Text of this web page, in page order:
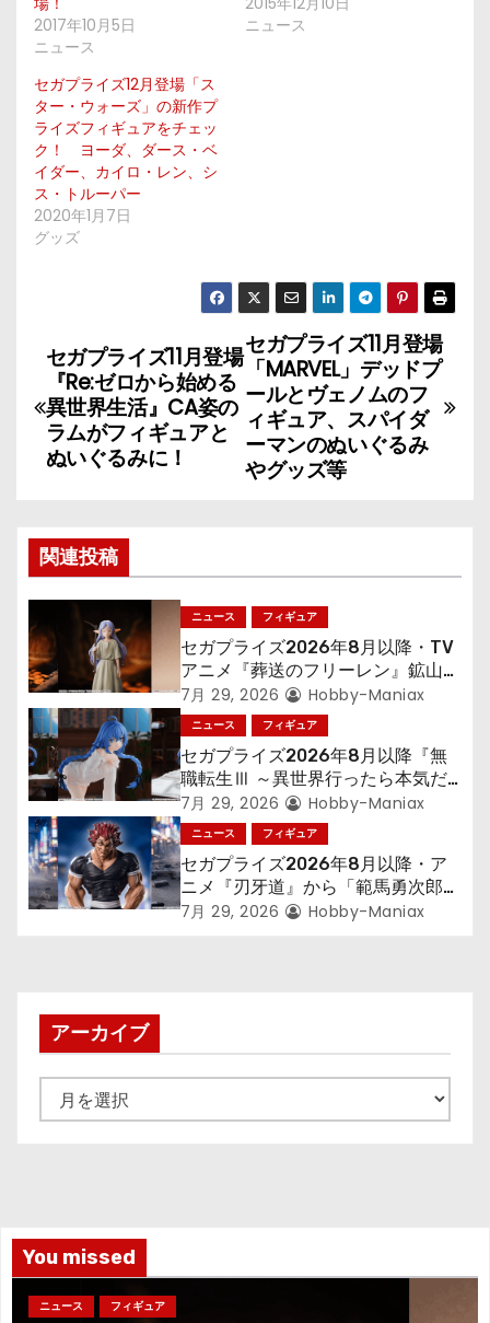
2017年10月5日
ニュース
ニュース
セガプライズ12月登場「ス
ター・ウォーズ」の新作プ
ライズフィギュアをチェッ
ク！ ヨーダ、ダース・ベ
イダー、カイロ・レン、シ
ス・トルーパー
2020年1月7日
グッズ
投
稿
ナ
ゲ
ー
シ
ョ
ン
セガプライズ11月登場
「MARVEL」デッドプ
ールとヴェノムのフ
ィギュア、スパイダ
ーマンのぬいぐるみ
やグッズ等
セガプライズ11月登場
『Re:ゼロから始める
異世界生活』CA姿の
ラムがフィギュアと
ぬいぐるみに！
関連投稿
ニュース フィギュア
セガプライズ2026年8月以降・TV
アニメ『葬送のフリーレン』鉱山で
300年働くことになっっちゃった
「フリーレン」を立体化！
7月 29, 2026 Hobby-Maniax
ニュース フィギュア
セガプライズ2026年8月以降『無
職転生Ⅲ ～異世界行ったら本気だ
す～』から「ロキシー」のフィギュ
アが登場！
7月 29, 2026 Hobby-Maniax
ニュース フィギュア
セガプライズ2026年8月以降・ア
ニメ『刃牙道』から「範馬勇次郎」
が登場ッッ!!
7月 29, 2026 Hobby-Maniax
アーカイブ
ー
You missed
ニュース フィギュア